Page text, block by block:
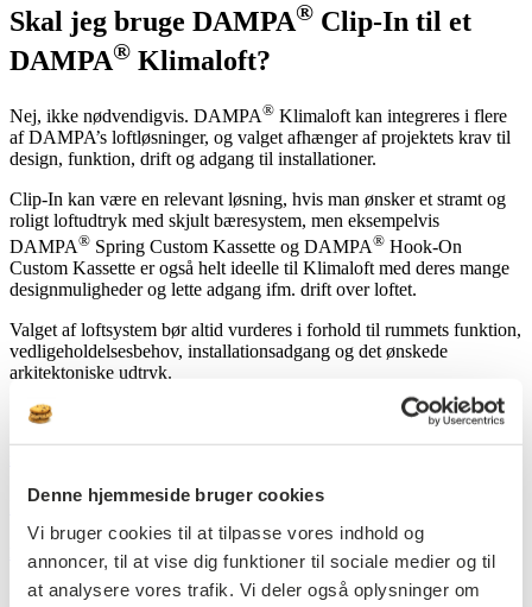
Denne hjemmeside bruger cookies
Vi bruger cookies til at tilpasse vores indhold og
annoncer, til at vise dig funktioner til sociale medier og til
at analysere vores trafik. Vi deler også oplysninger om
Skal jeg bruge DAMPA® Clip-In til et
DAMPA® Klimaloft?
Nej, ikke nødvendigvis. DAMPA® Klimaloft kan integreres i flere
af DAMPA’s loftløsninger, og valget afhænger af projektets krav til
design, funktion, drift og adgang til installationer.
Clip-In kan være en relevant løsning, hvis man ønsker et stramt og
roligt loftudtryk med skjult bæresystem, men eksempelvis
DAMPA® Spring Custom Kassette og DAMPA® Hook-On
Custom Kassette er også helt ideelle til Klimaloft med deres mange
designmuligheder og lette adgang ifm. drift over loftet.
Valget af loftsystem bør altid vurderes i forhold til rummets funktion,
vedligeholdelsesbehov, installationsadgang og det ønskede
arkitektoniske udtryk.
Prev
Klimaloft FAQ
Kan et klimaloft kombineres med ventilation?
Klimaloft FAQ